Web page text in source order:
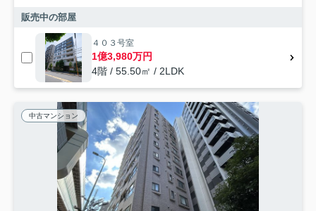
販売中の部屋
４０３号室
1億3,980万円
4階 / 55.50㎡ / 2LDK
中古マンション